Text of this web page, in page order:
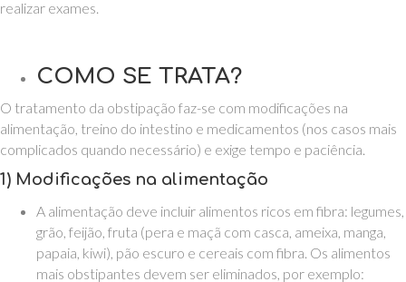
realizar exames.
COMO SE TRATA?
O tratamento da obstipação faz-se com modificações na
alimentação, treino do intestino e medicamentos (nos casos mais
complicados quando necessário) e exige tempo e paciência.
1) Modificações na alimentação
A alimentação deve incluir alimentos ricos em fibra: legumes,
grão, feijão, fruta (pera e maçã com casca, ameixa, manga,
papaia, kiwi), pão escuro e cereais com fibra. Os alimentos
mais obstipantes devem ser eliminados, por exemplo: